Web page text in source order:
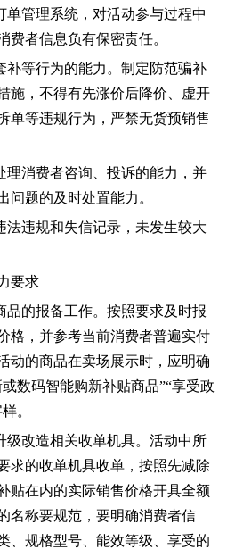
单管理系统 ， 对活动参与过程中
费者信息负有保密责任。
等行为的能力。 制定防范骗补
施，不得有先涨价后降价、虚开
单等违规行为 ，严禁无货预销售
理消费者咨询、投诉的能力 ，并
问题的及时处置能力。
法违规和失信记录 ， 未发生较大
要求
的报备工作。 按照要求及时报
格，并参考当前消费者普遍实付
动的商品在卖场展示时，应明确
或数码智能购新补贴商品”“享受政
。
级改造相关收单机具。活动中所
求的收单机具收单，按照先减除
贴在内的实际销售价格开具全额
名称要规范，要明确消费者信
、规格型号、能效等级、享受的